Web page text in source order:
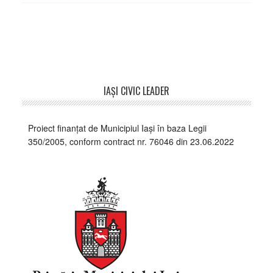
IAŞI CIVIC LEADER
Proiect finanțat de Municipiul Iași în baza Legii
350/2005, conform contract nr. 76046 din 23.06.2022